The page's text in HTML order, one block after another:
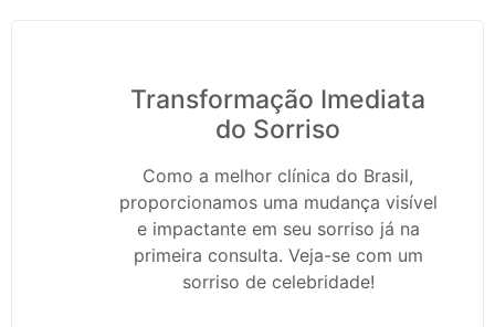
Transformação Imediata
do Sorriso
Como a melhor clínica do Brasil,
proporcionamos uma mudança visível
e impactante em seu sorriso já na
primeira consulta. Veja-se com um
sorriso de celebridade!